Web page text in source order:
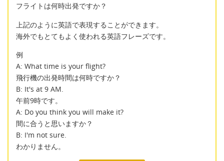
フライトは何時出発ですか？
上記のように英語で表現することができます。
海外でもとてもよく使われる英語フレーズです。
例
A: What time is your flight?
飛行機の出発時間は何時ですか？
B: It's at 9 AM.
午前9時です。
A: Do you think you will make it?
間に合うと思いますか？
B: I'm not sure.
わかりません。